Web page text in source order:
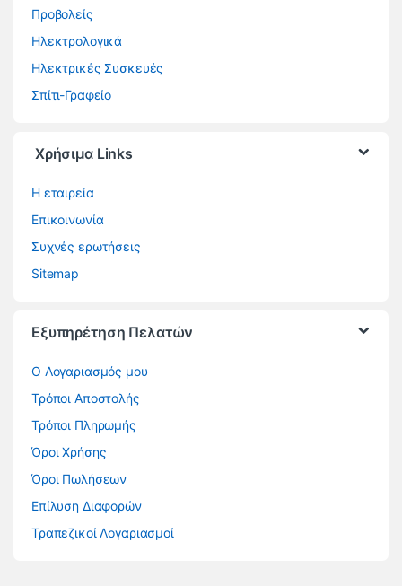
Προβολείς
Ηλεκτρολογικά
Ηλεκτρικές Συσκευές
Σπίτι-Γραφείο
Χρήσιμα Links
Η εταιρεία
Επικοινωνία
Συχνές ερωτήσεις
Sitemap
Εξυπηρέτηση Πελατών
O Λογαριασμός μου
Τρόποι Αποστολής
Τρόποι Πληρωμής
Όροι Χρήσης
Όροι Πωλήσεων
Επίλυση Διαφορών
Τραπεζικοί Λογαριασμοί